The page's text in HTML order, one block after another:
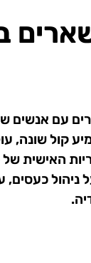
עם
קול שונה,
האישית של
כעסים,